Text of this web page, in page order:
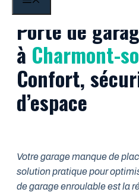
Porte de
à Charmont-
Confort,
d’espace
Votre garage manque de
solution pratique pour
de garage enroulable est la